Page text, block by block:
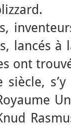
lancés à
ont
siècle,